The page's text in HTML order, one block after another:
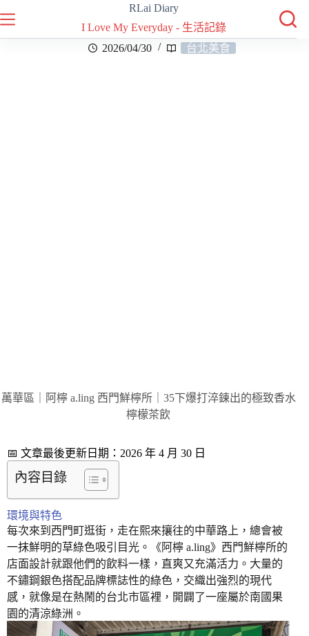
RLai Diary
I Love My Everyday - 生活記錄
2026/04/30
台北美食
萬華區｜阿檸 a.ling 西門鮮檸所｜35下爆打淬鍊出的極致香水
檸檬茶飲
📅 文章最後更新日期：2026 年 4 月 30 日
內容目錄
環境與特色
每次來到西門町逛街，走在熙來攘往的中華路上，總會被
一抹鮮明的草綠色吸引目光。《阿檸 a.ling》西門鮮檸所的
店面設計就跟他們的飲料一樣，直爽又充滿活力。大量的
不鏽鋼銀色搭配品牌標誌性的綠色，交織出強烈的現代
感，就像是在熱鬧的台北市區裡，開闢了一座屬於南國果
園的清涼綠洲。